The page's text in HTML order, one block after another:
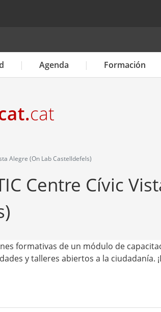
Agenda Formación
Alegre (On Lab Castelldefels)
Centre Cívic
formativas de un módulo de
y talleres abiertos a la ciudadanía.